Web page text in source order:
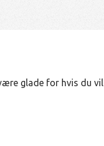
glade for hvis du vil